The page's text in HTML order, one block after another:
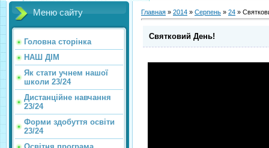
Меню сайту
Головна сторінка
НАШ ДІМ
Як стати учнем нашої
школи 23/24
Дистанційне навчання
23/24
Форми здобуття освіти
23/24
Главная » 2014 » Серпень » 24 »
Святковий День!